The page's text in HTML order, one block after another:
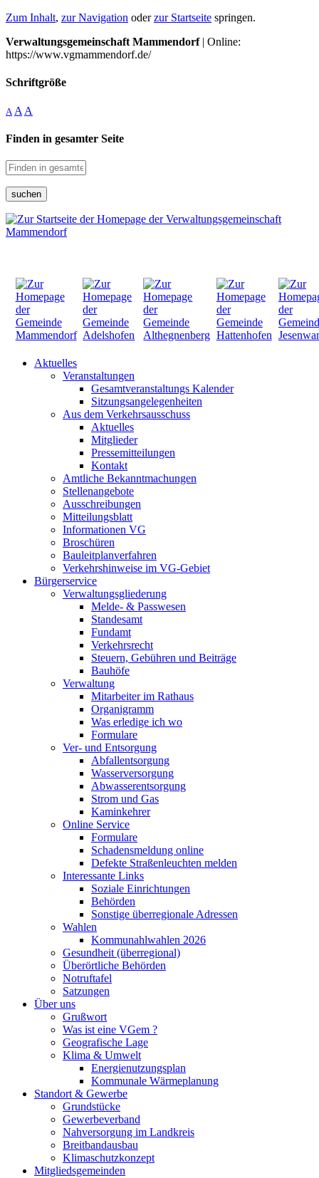
Zum Inhalt, zur Navigation oderzur Startseite springen.
Verwaltungsgemeinschaft Mammendorf| Online:
https://www.vgmammendorf.de/
Schriftgröße
A A A
Finden in gesamter Seite
suchen
Aktuelles
Veranstaltungen
Gesamtveranstaltungs Kalender
Sitzungsangelegenheiten
Aus dem Verkehrsausschuss
Aktuelles
Mitglieder
Pressemitteilungen
Kontakt
Amtliche Bekanntmachungen
Stellenangebote
Ausschreibungen
Mitteilungsblatt
Informationen VG
Broschüren
Bauleitplanverfahren
Verkehrshinweise im VG-Gebiet
Bürgerservice
Verwaltungsgliederung
Melde- & Passwesen
Standesamt
Fundamt
Verkehrsrecht
Steuern, Gebühren und Beiträge
Bauhöfe
Verwaltung
Mitarbeiter im Rathaus
Organigramm
Was erledige ich wo
Formulare
Ver- und Entsorgung
Abfallentsorgung
Wasserversorgung
Abwasserentsorgung
Strom und Gas
Kaminkehrer
Online Service
Formulare
Schadensmeldung online
Defekte Straßenleuchten melden
Interessante Links
Soziale Einrichtungen
Behörden
Sonstige überregionale Adressen
Wahlen
Kommunahlwahlen 2026
Gesundheit (überregional)
Überörtliche Behörden
Notruftafel
Satzungen
Über uns
Grußwort
Was ist eine VGem ?
Geografische Lage
Klima & Umwelt
Energienutzungsplan
Kommunale Wärmeplanung
Standort & Gewerbe
Grundstücke
Gewerbeverband
Nahversorgung im Landkreis
Breitbandausbau
Klimaschutzkonzept
Mitgliedsgemeinden